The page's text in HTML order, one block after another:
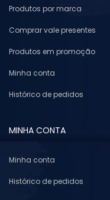
Produtos por marca
Comprar vale presentes
Produtos em promoção
Minha conta
Histórico de pedidos
MINHA CONTA
Minha conta
Histórico de pedidos